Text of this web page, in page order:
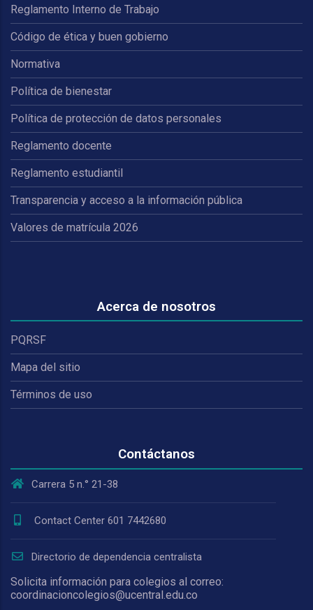
Reglamento Interno de Trabajo
Código de ética y buen gobierno
Normativa
Política de bienestar
Política de protección de datos personales
Reglamento docente
Reglamento estudiantil
Transparencia y acceso a la información pública
Valores de matrícula 2026
Acerca de nosotros
PQRSF
Mapa del sitio
Términos de uso
Contáctanos
Carrera 5 n.° 21-38
Contact Center 601 7442680
Directorio de dependencia centralista
Solicita información para colegios al correo:
coordinacioncolegios@ucentral.edu.co